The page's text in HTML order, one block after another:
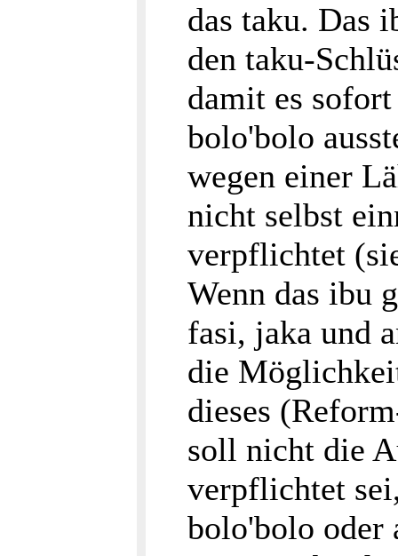
das taku. Das
den taku-
damit es
bolo'bolo
wegen einer
nicht selbst
verpflichtet
Wenn das ibu
fasi, jaka und
die
dieses
soll nicht die
verpflichtet
bolo'bolo oder